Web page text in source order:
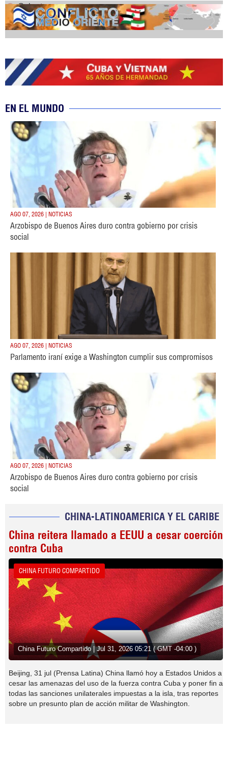
Cobertura
EN EL MUNDO
AGO 07, 2026 | NOTICIAS
Arzobispo de Buenos Aires duro contra gobierno por crisis
social
AGO 07, 2026 | NOTICIAS
Parlamento iraní exige a Washington cumplir sus compromisos
AGO 07, 2026 | NOTICIAS
Arzobispo de Buenos Aires duro contra gobierno por crisis
social
CHINA-LATINOAMERICA Y EL CARIBE
China reitera llamado a EEUU a cesar coerción
contra Cuba
CHINA FUTURO COMPARTIDO
China Futuro Compartido | Jul 31, 2026 05:21 ( GMT -04:00 )
Beijing, 31 jul (Prensa Latina) China llamó hoy a Estados Unidos a
cesar las amenazas del uso de la fuerza contra Cuba y poner fin a
todas las sanciones unilaterales impuestas a la isla, tras reportes
sobre un presunto plan de acción militar de Washington.